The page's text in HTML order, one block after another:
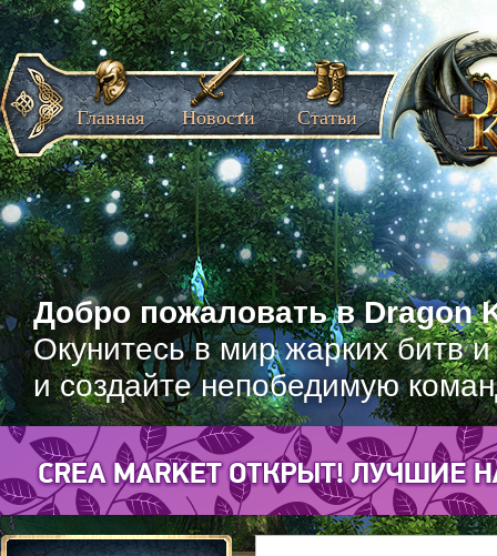
Добро пожаловать в Dragon
Окунитесь в мир жарких битв
и создайте непобедимую
Главная Новости Статьи